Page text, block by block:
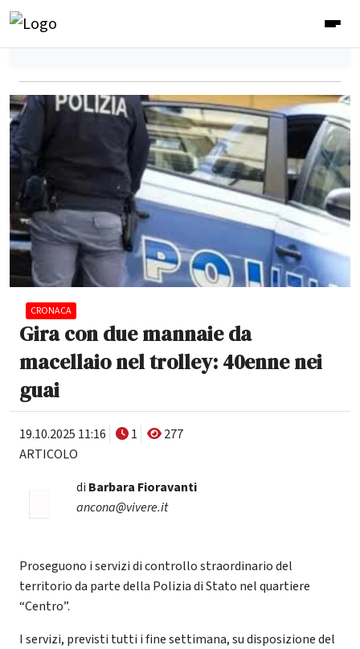
CRONACA
Gira con due mannaie da
macellaio nel trolley: 40enne nei
guai
19.10.2025 11:16 1
277
ARTICOLO
di Barbara Fioravanti
ancona@vivere.it
Proseguono i servizi di controllo straordinario del
territorio da parte della Polizia di Stato nel quartiere
“Centro”.
I servizi, previsti tutti i fine settimana, su disposizione del